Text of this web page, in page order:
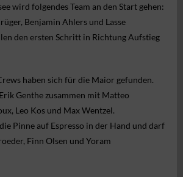
wird folgendes Team an den Start gehen:
Benjamin Ahlers und Lasse
den ersten Schritt in Richtung Aufstieg
haben sich für die Maior gefunden.
Genthe zusammen mit Matteo
, Leo Kos und Max Wentzel.
Pinne auf Espresso in der Hand und darf
Finn Olsen und Yoram